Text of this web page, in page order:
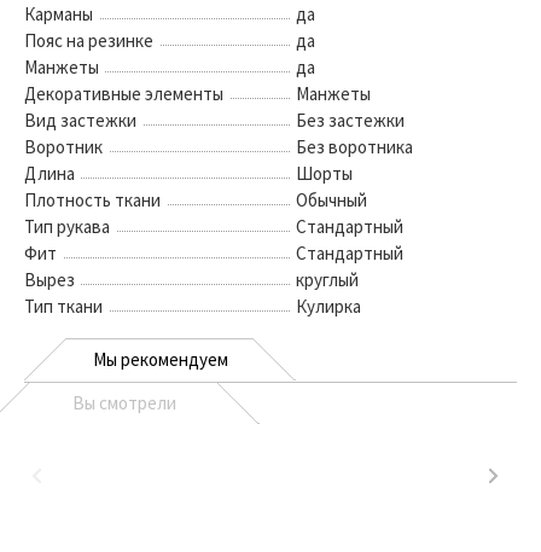
Карманы
да
Пояс на резинке
да
Манжеты
да
Декоративные элементы
Манжеты
Вид застежки
Без застежки
Воротник
Без воротника
Длина
Шорты
Плотность ткани
Обычный
Тип рукава
Стандартный
Фит
Стандартный
Вырез
круглый
Тип ткани
Кулирка
Мы рекомендуем
Вы смотрели